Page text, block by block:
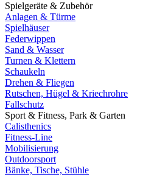
Spielgeräte & Zubehör
Anlagen & Türme
Spielhäuser
Federwippen
Sand & Wasser
Turnen & Klettern
Schaukeln
Drehen & Fliegen
Rutschen, Hügel & Kriechrohre
Fallschutz
Sport & Fitness, Park & Garten
Calisthenics
Fitness-Line
Mobilisierung
Outdoorsport
Bänke, Tische, Stühle